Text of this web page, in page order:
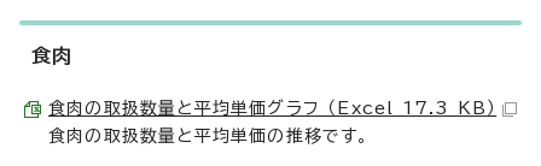
食肉
食肉の取扱数量と平均単価グラフ （Excel 17.3 KB）
食肉の取扱数量と平均単価の推移です。